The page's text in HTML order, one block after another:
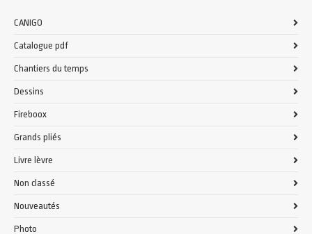
CANIGO
Catalogue pdf
Chantiers du temps
Dessins
Fireboox
Grands pliés
Livre lèvre
Non classé
Nouveautés
Photo